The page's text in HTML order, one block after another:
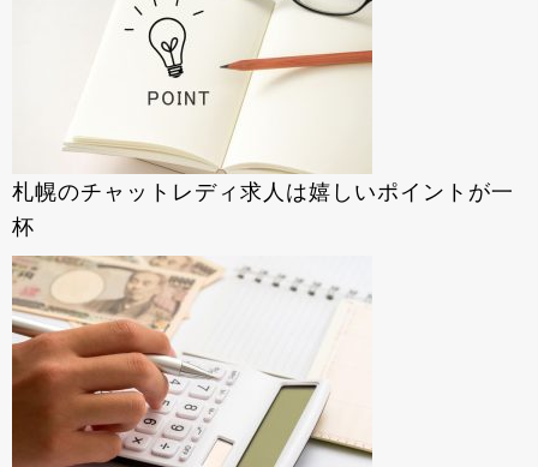
札幌のチャットレディ求人は嬉しいポイントが一
杯